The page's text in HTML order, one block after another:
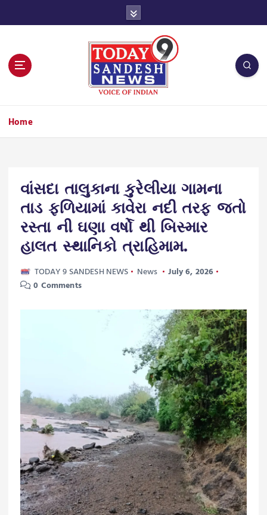
Home
વાંસદા તાલુકાના કુરેલીયા ગામના
તાડ ફળિયામાં કાવેરા નદી તરફ જતો
રસ્તા ની ઘણા વર્ષો થી બિસ્માર
હાલત સ્થાનિકો ત્રાહિમામ.
TODAY 9 SANDESH NEWS News
July 6, 2026
0 Comments